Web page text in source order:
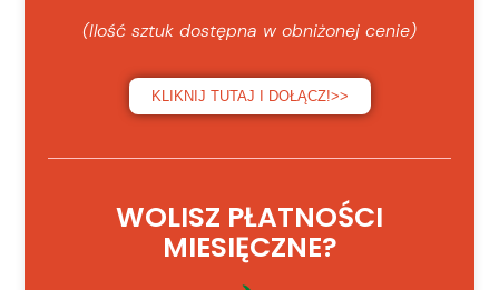
(Ilość sztuk dostępna w obniżonej cenie)
KLIKNIJ TUTAJ I DOŁĄCZ!>>
WOLISZ PŁATNOŚCI
MIESIĘCZNE?